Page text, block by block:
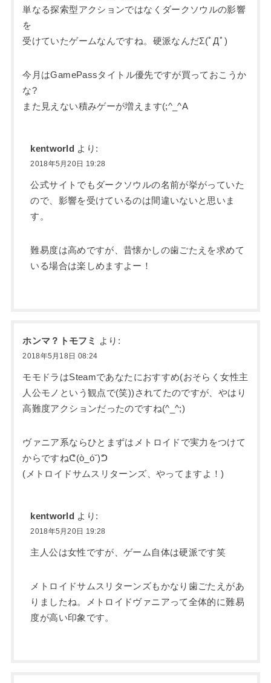
単なる探索型アクションではなくダークソウルの影響
を
受けていたゲームなんですね。硬派なんだΣ(ﾟДﾟ)
今月はGamePassタイトル優先ですが買っておこうか
な?
また見えない積みゲーが増えます(;^_^A
kentworld より:
2018年5月20日 19:28
公式サイトでもダークソウルの名前が挙がっていた
ので、影響を受けているのは間違いないと思いま
す。
難易度は高めですが、昔懐かしの歯ごたえを求めて
いる場合は楽しめますよー！
ホンマ？トモフミ より:
2018年5月18日 08:24
モモドラはSteamであなたにおすすめ(おそらく女性主
人公モノという観点で(笑))されてたのですが、やはり
高難度アクションだったのですね(^_^;)
ヴァニア系ならひとまずはメトロイドで実力をつけて
からですねᕦ(ò_óˇ)ᕤ
(メトロイドサムスリターンズ、やってますよ！)
kentworld より:
2018年5月20日 19:28
主人公は女性ですが、ゲーム自体は硬派です笑
メトロイドサムスリターンズもかなり歯ごたえがあ
りましたね。メトロイドヴァニアって全体的に難易
度が高い印象です。